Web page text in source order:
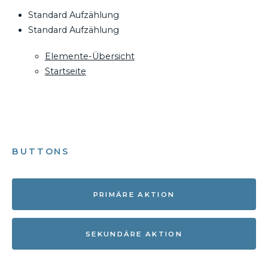
Standard Aufzählung
Standard Aufzählung
Elemente-Übersicht
Startseite
BUTTONS
PRIMÄRE AKTION
SEKUNDÄRE AKTION